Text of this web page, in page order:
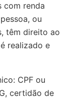
com renda
ou
têm direito ao
realizado e
CPF ou
certidão de